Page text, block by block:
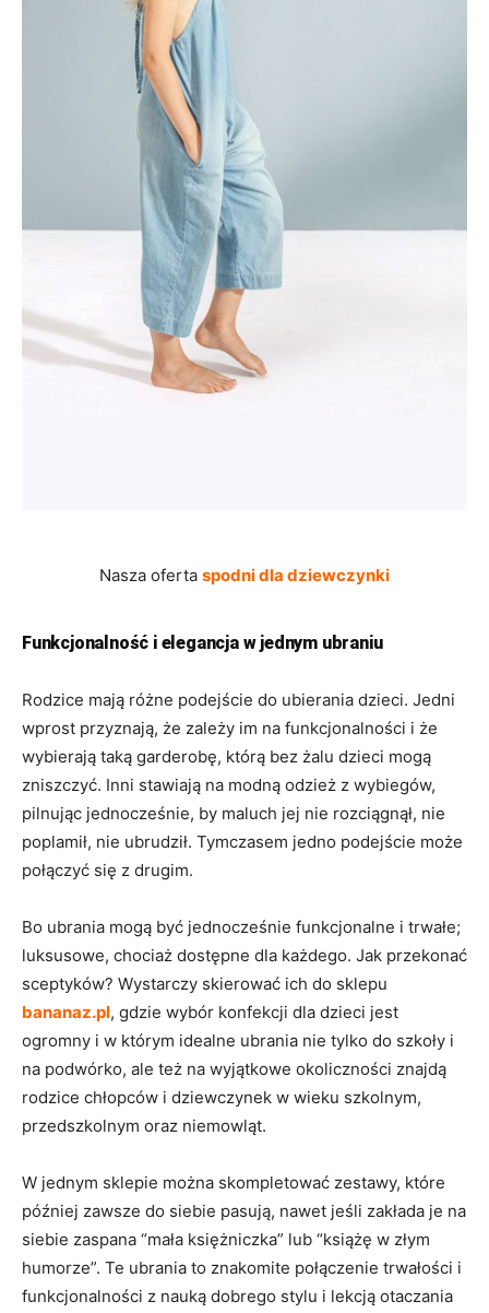
Nasza oferta spodni dla dziewczynki
Funkcjonalność i elegancja w jednym ubraniu
Rodzice mają różne podejście do ubierania dzieci. Jedni
wprost przyznają, że zależy im na funkcjonalności i że
wybierają taką garderobę, którą bez żalu dzieci mogą
zniszczyć. Inni stawiają na modną odzież z wybiegów,
pilnując jednocześnie, by maluch jej nie rozciągnął, nie
poplamił, nie ubrudził. Tymczasem jedno podejście może
połączyć się z drugim.
Bo ubrania mogą być jednocześnie funkcjonalne i trwałe;
luksusowe, chociaż dostępne dla każdego. Jak przekonać
sceptyków? Wystarczy skierować ich do sklepu
bananaz.pl, gdzie wybór konfekcji dla dzieci jest
ogromny i w którym idealne ubrania nie tylko do szkoły i
na podwórko, ale też na wyjątkowe okoliczności znajdą
rodzice chłopców i dziewczynek w wieku szkolnym,
przedszkolnym oraz niemowląt.
W jednym sklepie można skompletować zestawy, które
później zawsze do siebie pasują, nawet jeśli zakłada je na
siebie zaspana “mała księżniczka” lub “książę w złym
humorze”. Te ubrania to znakomite połączenie trwałości i
funkcjonalności z nauką dobrego stylu i lekcją otaczania